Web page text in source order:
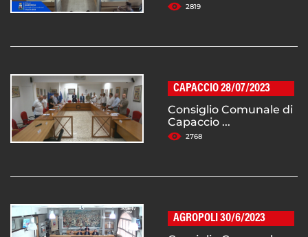
2819
CAPACCIO 28/07/2023
Consiglio Comunale di
Capaccio ...
2768
AGROPOLI 30/6/2023